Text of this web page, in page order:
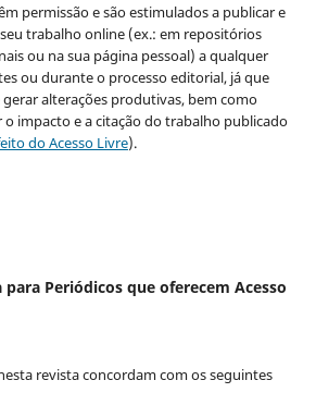
permissão e são estimulados a publicar e
trabalho online (ex.: em repositórios
ou na sua página pessoal) a qualquer
ou durante o processo editorial, já que
gerar alterações produtivas, bem como
impacto e a citação do trabalho publicado
do Acesso Livre).
Periódicos que oferecem Acesso
revista concordam com os seguintes